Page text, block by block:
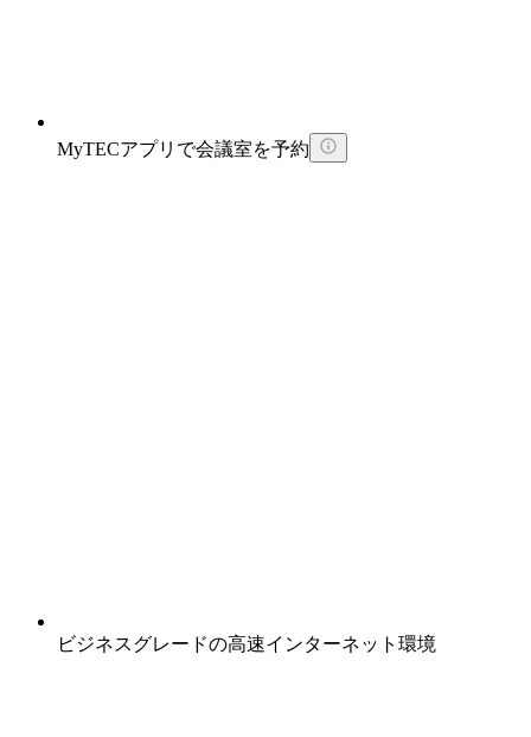
MyTECアプリで会議室を予約
ビジネスグレードの高速インターネット環境